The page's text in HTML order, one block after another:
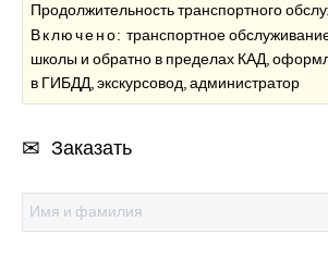
Продолжительность транспортного
Включено: транспортное
школы и обратно в пределах КАД,
в ГИБДД, экскурсовод, администратор
Заказать